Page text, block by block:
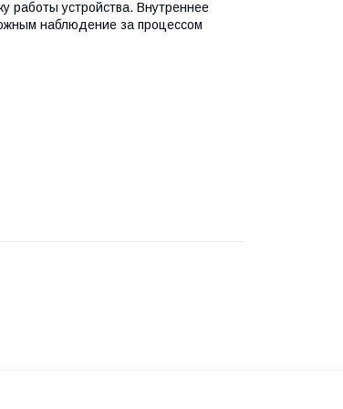
работы устройства. Внутреннее
наблюдение за процессом